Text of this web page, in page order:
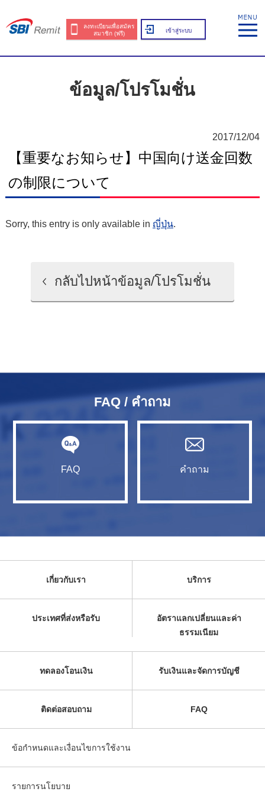
ลงทะเบียนเพื่อสมัคร
สมาชิก (ฟรี)
เข้าสู่ระบบ
ข้อมูล/โปรโมชั่น
2017/12/04
【重要なお知らせ】中国向け送金回数
の制限について
Sorry, this entry is only available in ญี่ปุ่น.
กลับไปหน้าข้อมูล/โปรโมชั่น
FAQ / คำถาม
FAQ คำถาม
เกี่ยวกับเรา บริการ
ประเทศที่ส่งหรือรับ
อัตราแลกเปลี่ยนและค่า
ธรรมเนียม
ทดลองโอนเงิน รับเงินและจัดการบัญชี
ติดต่อสอบถาม FAQ
ข้อกำหนดและเงื่อนไขการใช้งาน
รายการนโยบาย